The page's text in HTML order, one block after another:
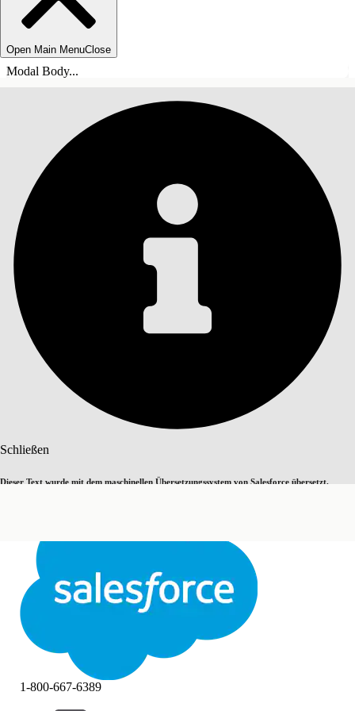
Open Main MenuClose
Modal Body...
Schließen
Dieser Text wurde mit dem maschinellen Übersetzungssystem von Salesforce übersetzt.
Schließen
INHALT
1-800-667-6389